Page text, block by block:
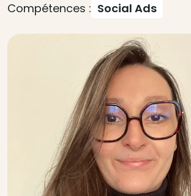
Compétences : Social Ads